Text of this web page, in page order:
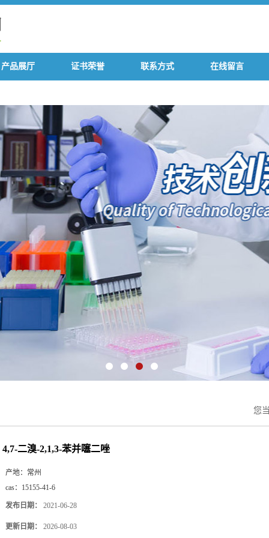
产品展厅 证书荣誉 联系方式 在线留言
您
4,7-二溴-2,1,3-苯并噻二唑
产地： 常州
cas： 15155-41-6
发布日期： 2021-06-28
更新日期： 2026-08-03